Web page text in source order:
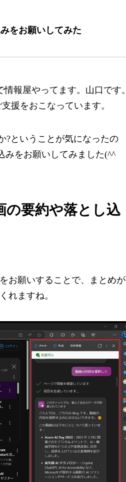
をお願いしてみた
報屋やってます。山口です。
援をおこなっています。
?ということが気になったの
みをお願いしてみました(^^
の要約や落とし込
お願いすることで、まとめが
れますね。